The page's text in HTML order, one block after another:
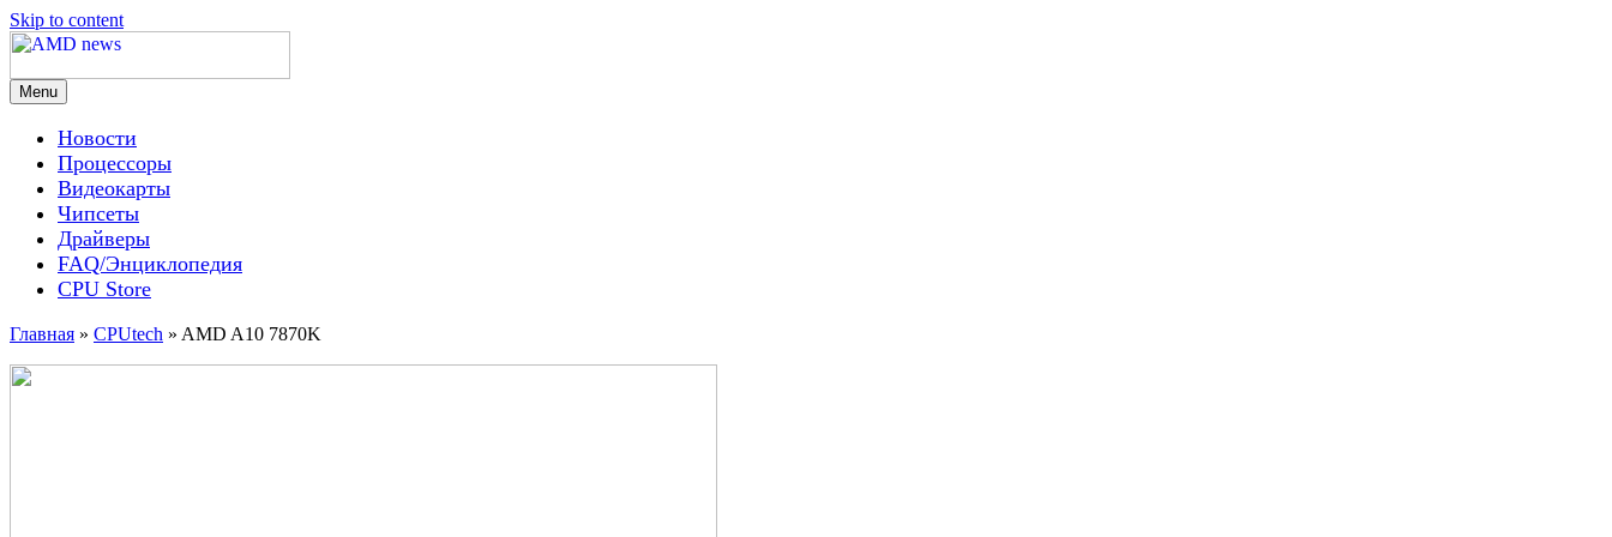
Skip to content
AMD news
Menu
Новости
Процессоры
Видеокарты
Чипсеты
Драйверы
FAQ/Энциклопедия
CPU Store
Главная » CPUtech » AMD A10 7870K